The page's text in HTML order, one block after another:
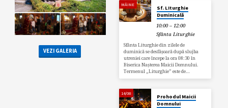
VEZI GALERIA
MÂINE
Sf. LIturghie
Duminicală
10:00 – 12:00
Sfânta Liturghie
Sfânta Liturghie din zilele de
duminică se desfășoară după slujba
utreniei care începe la ora 08:30 în
Biserica Nașterea Maicii Domnului.
Termenul „Liturghie” este de…
14/08
Prohodul Maicii
Domnului